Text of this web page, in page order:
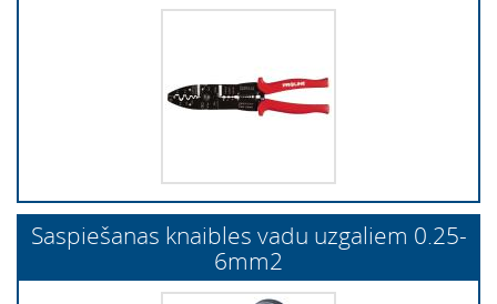
Saspiešanas knaibles vadu uzgaliem 0.25-
6mm2